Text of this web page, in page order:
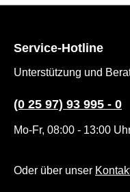
Service-Hotline
Unterstützung und
(0 25 97) 93 995 - 0
Mo-Fr, 08:00 - 13:00
Oder über unser